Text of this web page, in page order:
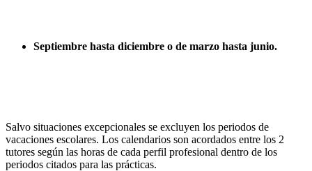
Septiembre hasta diciembre o de marzo hasta junio.
Salvo situaciones excepcionales se excluyen los periodos de
vacaciones escolares. Los calendarios son acordados entre los 2
tutores según las horas de cada perfil profesional dentro de los
periodos citados para las prácticas.